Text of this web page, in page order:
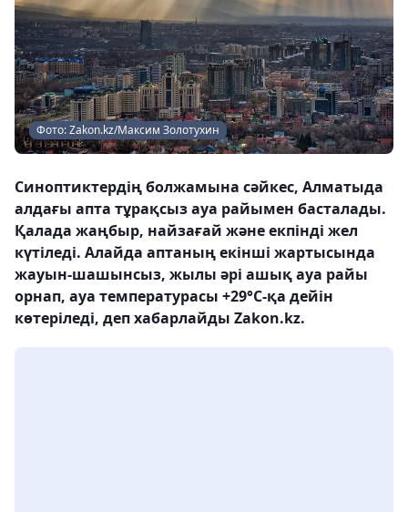
Фото: Zakon.kz/Максим Золотухин
Синоптиктердің болжамына сәйкес, Алматыда
алдағы апта тұрақсыз ауа райымен басталады.
Қалада жаңбыр, найзағай және екпінді жел
күтіледі. Алайда аптаның екінші жартысында
жауын-шашынсыз, жылы әрі ашық ауа райы
орнап, ауа температурасы +29°С-қа дейін
көтеріледі, деп хабарлайды Zakon.kz.